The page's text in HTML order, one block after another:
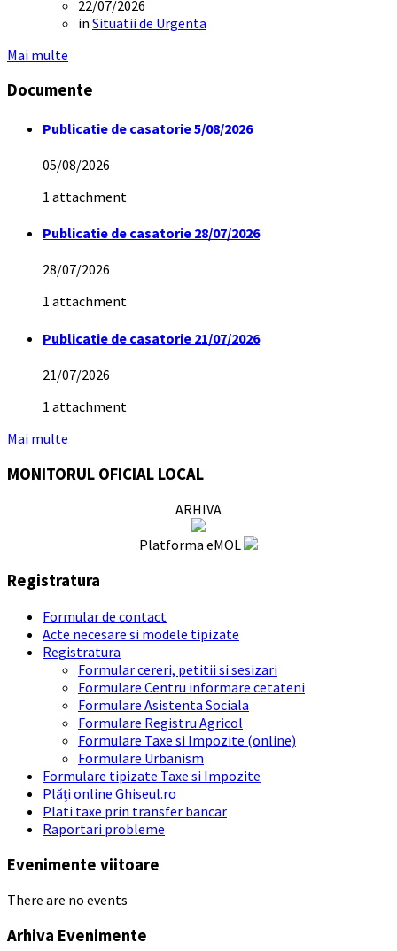
22/07/2026
in Situatii de Urgenta
Mai multe
Documente
Publicatie de casatorie 5/08/2026
05/08/2026
1 attachment
Publicatie de casatorie 28/07/2026
28/07/2026
1 attachment
Publicatie de casatorie 21/07/2026
21/07/2026
1 attachment
Mai multe
MONITORUL OFICIAL LOCAL
ARHIVA
Platforma eMOL
Registratura
Formular de contact
Acte necesare si modele tipizate
Registratura
Formular cereri, petitii si sesizari
Formulare Centru informare cetateni
Formulare Asistenta Sociala
Formulare Registru Agricol
Formulare Taxe si Impozite (online)
Formulare Urbanism
Formulare tipizate Taxe si Impozite
Plăți online Ghiseul.ro
Plati taxe prin transfer bancar
Raportari probleme
Evenimente viitoare
There are no events
Arhiva Evenimente